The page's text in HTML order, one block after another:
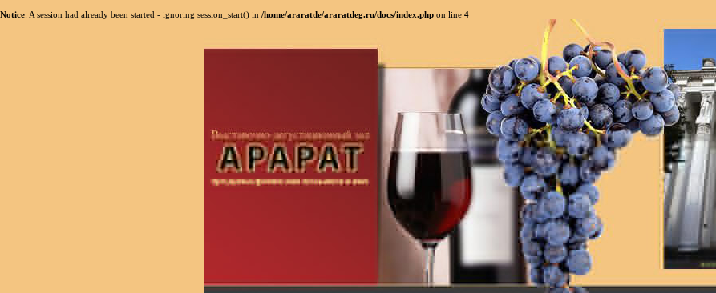
Notice: A session had already been started - ignoring session_start() in /home/araratde/araratdeg.ru/docs/index.php on line 4